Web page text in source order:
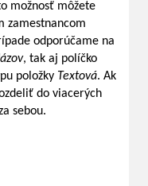
možnosť môžete
zamestnancom
odporúčame na
, tak aj políčko
položky Textová. Ak
do viacerých
sebou.